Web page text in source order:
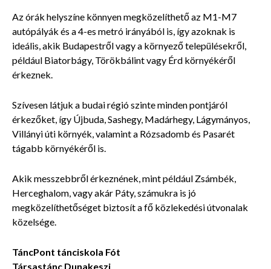
Az órák helyszíne könnyen megközelíthető az M1-M7
autópályák és a 4-es metró irányából is, így azoknak is
ideális, akik Budapestről vagy a környező településekről,
például Biatorbágy, Törökbálint vagy Érd környékéről
érkeznek.
Szívesen látjuk a budai régió szinte minden pontjáról
érkezőket, így Újbuda, Sashegy, Madárhegy, Lágymányos,
Villányi úti környék, valamint a Rózsadomb és Pasarét
tágabb környékéről is.
Akik messzebbről érkeznének, mint például Zsámbék,
Herceghalom, vagy akár Páty, számukra is jó
megközelíthetőséget biztosít a fő közlekedési útvonalak
közelsége.
TáncPont tánciskola Fót
Társastánc Dunakeszi